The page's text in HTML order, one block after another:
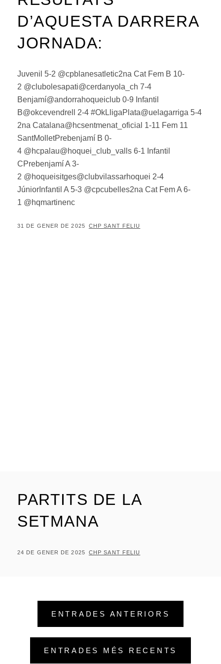
D’AQUESTA DARRERA
JORNADA:
Juvenil 5-2 @cpblanesatletic2na Cat Fem B 10-
2 @clubolesapati@cerdanyola_ch 7-4
Benjamí@andorrahoqueiclub 0-9 Infantil
B@okcevendrell 2-4 #OkLligaPlata@uelagarriga 5-4
2na Catalana@hcsentmenat_oficial 1-11 Fem 11
SantMolletPrebenjamí B 0-
4 @hcpalau@hoquei_club_valls 6-1 Infantil
CPrebenjamí A 3-
2 @hoqueisitges@clubvilassarhoquei 2-4
JúniorInfantil A 5-3 @cpcubelles2na Cat Fem A 6-
1 @hqmartinenc
POSTED
31 DE GENER DE 2025 BY
CHP SANT FELIU
PARTITS DE LA
SETMANA
POSTED
24 DE GENER DE 2025 BY
CHP SANT FELIU
Navegació
d'entrades
ENTRADES ANTERIORS
ENTRADES MÉS RECENTS